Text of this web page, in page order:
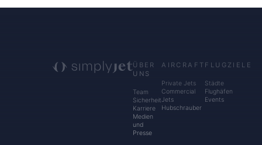
ÜBER
UNS
Team
Sicherheit
Karriere
Medien
und
Presse
AIRCRAFT
Private Jets
Commercial
Jets
Hubschrauber
FLUGZIELE
Städte
Flughäfen
Events